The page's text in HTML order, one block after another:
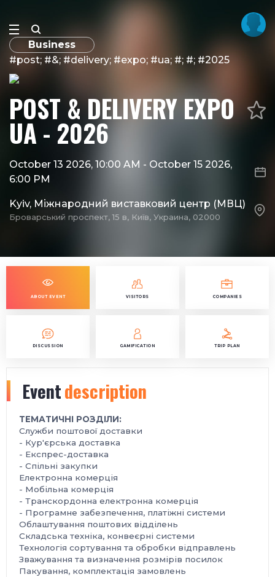
Business
#post; #&; #delivery; #expo; #ua; #; #; #2025
POST & DELIVERY EXPO
UA - 2026
October 13 2026, 10:00 AM - October 15 2026,
6:00 PM
Kyiv, Міжнародний виставковий центр (МВЦ)
Броварський проспект, 15 в, Київ, Украина, 02000
ABOUT EVENT VISITORS COMPANIES
DISCUSSION GAMIFICATION TRIP PLAN
Eventdescription
ТЕМАТИЧНІ РОЗДІЛИ:
Служби поштової доставки
- Кур'єрська доставка
- Експрес-доставка
- Спільні закупки
Електронна комерція
- Мобільна комерція
- Транскордонна електронна комерція
- Програмне забезпечення, платіжні системи
Облаштування поштових відділень
Складська техніка, конвеєрні системи
Технологія сортування та обробки відправлень
Зважування та визначення розмірів посилок
Пакування, комплектація замовлень